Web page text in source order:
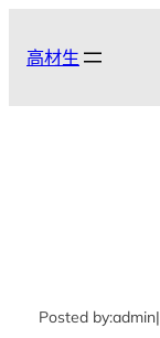
高材生
Posted by:admin|